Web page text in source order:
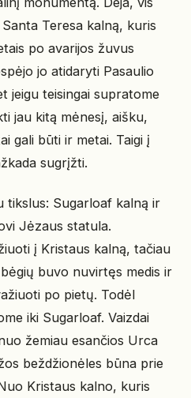
Teresa kalną, kuris
po avarijos žuvus
jo atidaryti Pasaulio
jeigu teisingai supratome
jau kitą mėnesį, aišku,
gali būti ir metai. Taigi į
sugrįžti.
tikslus: Sugarloaf kalną ir
Jėzaus statula.
į Kristaus kalną, tačiau
buvo nuvirtęs medis ir
po pietų. Todėl
iki Sugarloaf. Vaizdai
žemiau esančios Urca
beždžionėles būna prie
Kristaus kalno, kuris